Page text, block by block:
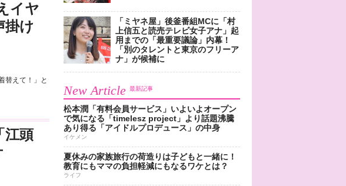
イヤ
掛け
替えて！」と
江頭
「ミヤネ屋」後釜番組MCに「村
上信五と読売テレビ女子アナ」起
用までの「最重要議論」内幕！
「別のタレントと東京のフリーア
ナ」が候補に
New Article 最新記事
松本潤「有料会員サービス」いよいよオープン
で気になる「timelesz project」より話題沸騰
あり得る「アイドルプロデュース」の中身
イケメン
夏休みの家族旅行の荷造りは子どもと一緒に！
教育にもママの負担軽減にもなるワケとは？
ライフ